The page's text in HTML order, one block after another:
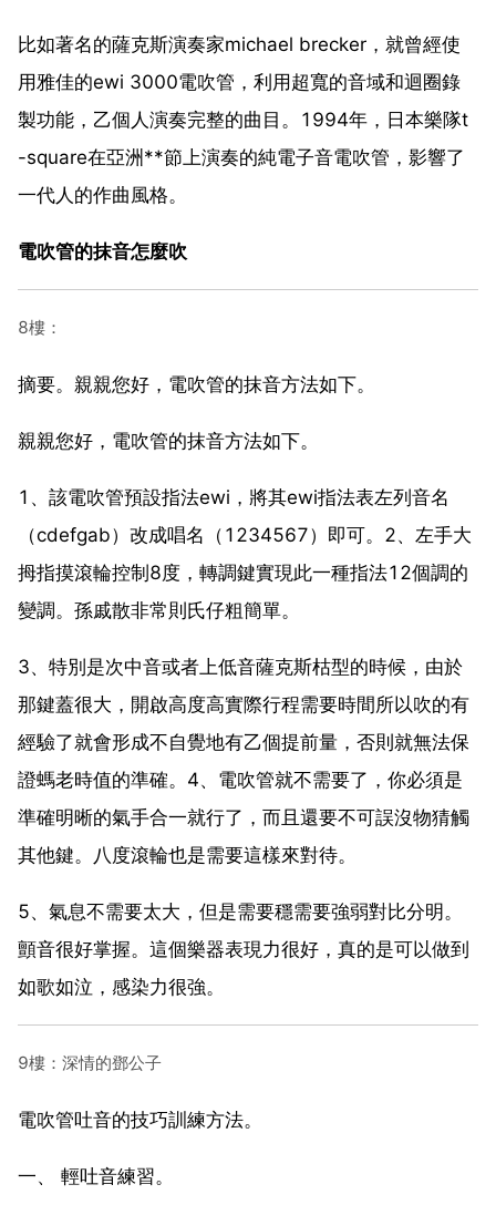
比如著名的薩克斯演奏家michael brecker，就曾經使
用雅佳的ewi 3000電吹管，利用超寬的音域和迴圈錄
製功能，乙個人演奏完整的曲目。1994年，日本樂隊t
-square在亞洲**節上演奏的純電子音電吹管，影響了
一代人的作曲風格。
電吹管的抹音怎麼吹
8樓：
摘要。親親您好，電吹管的抹音方法如下。
親親您好，電吹管的抹音方法如下。
1、該電吹管預設指法ewi，將其ewi指法表左列音名
（cdefgab）改成唱名（1234567）即可。2、左手大
拇指摸滾輪控制8度，轉調鍵實現此一種指法12個調的
變調。孫戚散非常則氏仔粗簡單。
3、特別是次中音或者上低音薩克斯枯型的時候，由於
那鍵蓋很大，開啟高度高實際行程需要時間所以吹的有
經驗了就會形成不自覺地有乙個提前量，否則就無法保
證螞老時值的準確。4、電吹管就不需要了，你必須是
準確明晰的氣手合一就行了，而且還要不可誤沒物猜觸
其他鍵。八度滾輪也是需要這樣來對待。
5、氣息不需要太大，但是需要穩需要強弱對比分明。
顫音很好掌握。這個樂器表現力很好，真的是可以做到
如歌如泣，感染力很強。
9樓：深情的鄧公子
電吹管吐音的技巧訓練方法。
一、 輕吐音練習。